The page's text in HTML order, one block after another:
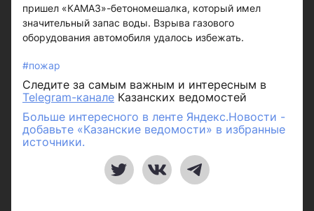
пришел «КАМАЗ»-бетономешалка, который имел
значительный запас воды. Взрыва газового
оборудования автомобиля удалось избежать.
#пожар
Следите за самым важным и интересным в
Telegram-канале Казанских ведомостей
Больше интересного в ленте Яндекс.Новости -
добавьте «Казанские ведомости» в избранные
источники.